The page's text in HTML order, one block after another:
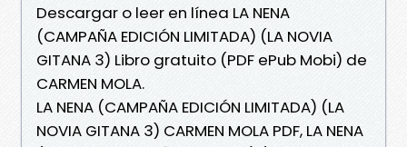
Descargar o leer en línea LA NENA
(CAMPAÑA EDICIÓN LIMITADA) (LA NOVIA
GITANA 3) Libro gratuito (PDF ePub Mobi) de
CARMEN MOLA.
LA NENA (CAMPAÑA EDICIÓN LIMITADA) (LA
NOVIA GITANA 3) CARMEN MOLA PDF, LA NENA